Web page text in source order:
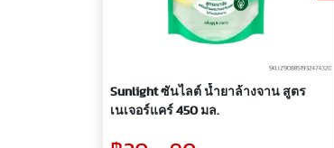
Sunlight ซันไลต์ น้ำยาล้างจาน สูตร
เนเจอร์แคร์ 450 มล.